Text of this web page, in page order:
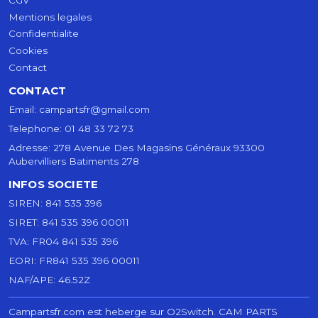
Mentions legales
Confidentialite
Cookies
Contact
CONTACT
Email: campartsfr@gmail.com
Telephone: 01 48 33 72 73
Adresse: 278 Avenue Des Magasins Généraux 93300
Aubervilliers Batiments 278
INFOS SOCIETE
SIREN: 841 535 396
SIRET: 841 535 396 00011
TVA: FR04 841 535 396
EORI: FR841 535 396 00011
NAF/APE: 46.52Z
Campartsfr.com est heberge sur O2Switch. CAM PARTS